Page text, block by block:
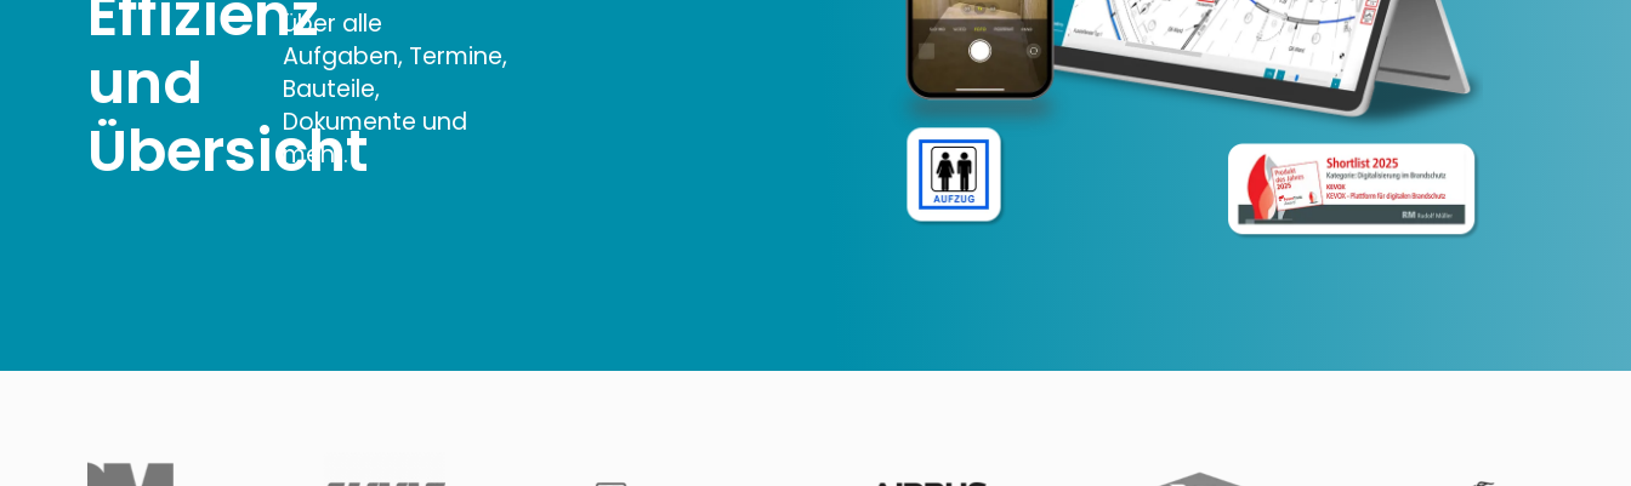
und
Übersicht
über alle
Aufgaben, Termine,
Bauteile,
Dokumente und
mehr.